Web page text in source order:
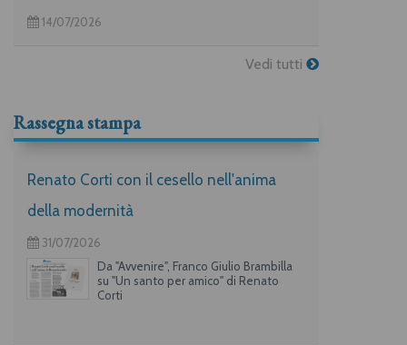
14/07/2026
Vedi tutti
Rassegna stampa
Renato Corti con il cesello nell'anima
della modernità
31/07/2026
Da "Avvenire", Franco Giulio Brambilla
su "Un santo per amico" di Renato
Corti